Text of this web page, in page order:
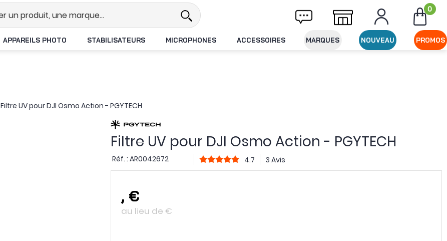
Livraison offerte dès 49€ d'achat 0
APPAREILS PHOTO STABILISATEURS MICROPHONES ACCESSOIRES MARQUES NOUVEAU PROMOS
Filtre UV pour DJI Osmo Action - PGYTECH
Filtre UV pour DJI Osmo Action - PGYTECH
Réf. : AR0042672 4.7 3 Avis
, €
au lieu de €